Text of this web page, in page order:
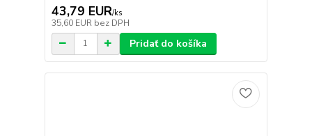
43,79 EUR/ks
35,60 EUR bez DPH
Pridať do košíka